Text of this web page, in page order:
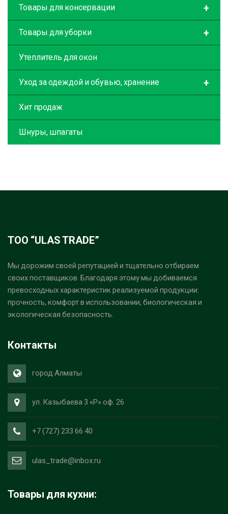
+
Товары для консервации
+
Товары для уборки
Утеплитель для окон
+
Уход за одеждой и обувью, хранение
Хит продаж
Шнуры, шпагаты
ТОО “ULAS TRADE”
Мы дорожим своей репутацией и тщательно отбираем
своих поставщиков. Благодаря этому мы добиваемся
превосходных характеристик реализуемой продукции:
прочность, комфорт в использовании, биологическая и
экологическая безопасность.
Контакты
город Алматы
ул. Казыбаева 3 «Р» оф. 26
+7 (727) 233 66 40
ulas_trade@inbox.ru
Товары для кухни: